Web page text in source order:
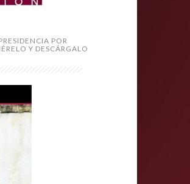
POR
Y DESCÁRGALO